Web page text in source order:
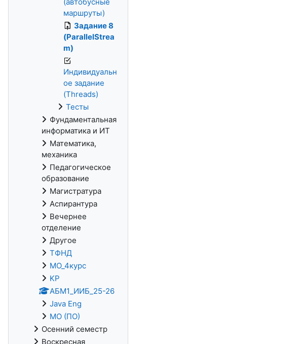
маршруты)
Задание 8
(ParallelStrea
m)
Индивидуальн
ое задание
(Threads)
Тесты
Фундаментальная
информатика и ИТ
Математика,
механика
Педагогическое
образование
Магистратура
Аспирантура
Вечернее
отделение
Другое
ТФНД
МО_4курс
KP
АБМ1_ИИБ_25-26
Java Eng
МО (ПО)
Осенний семестр
Воскресная